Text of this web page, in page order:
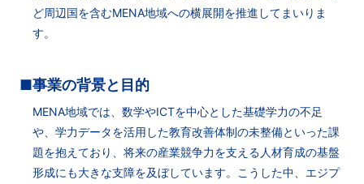
ど周辺国を含むMENA地域への横展開を推進してまいりま
す。
■事業の背景と目的
MENA地域では、数学やICTを中心とした基礎学力の不足
や、学力データを活用した教育改善体制の未整備といった課
題を抱えており、将来の産業競争力を支える人材育成の基盤
形成にも大きな支障を及ぼしています。こうした中、エジプ